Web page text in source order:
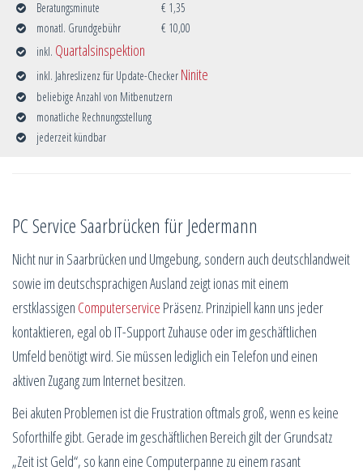
Beratungsminute
€ 1,35
monatl. Grundgebühr
€ 10,00
inkl. Quartalsinspektion
inkl. Jahreslizenz für Update-Checker Ninite
beliebige Anzahl von Mitbenutzern
monatliche Rechnungsstellung
jederzeit kündbar
PC Service Saarbrücken für Jedermann
Nicht nur in Saarbrücken und Umgebung, sondern auch deutschlandweit
sowie im deutschsprachigen Ausland zeigt ionas mit einem
erstklassigen Computerservice Präsenz. Prinzipiell kann uns jeder
kontaktieren, egal ob IT-Support Zuhause oder im geschäftlichen
Umfeld benötigt wird. Sie müssen lediglich ein Telefon und einen
aktiven Zugang zum Internet besitzen.
Bei akuten Problemen ist die Frustration oftmals groß, wenn es keine
Soforthilfe gibt. Gerade im geschäftlichen Bereich gilt der Grundsatz
„Zeit ist Geld“, so kann eine Computerpanne zu einem rasant